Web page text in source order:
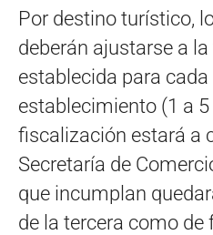
Por destino turístico,
deberán ajustarse a
establecida para
establecimiento (1 a
fiscalización estará a
Secretaría de
que incumplan
de la tercera como de